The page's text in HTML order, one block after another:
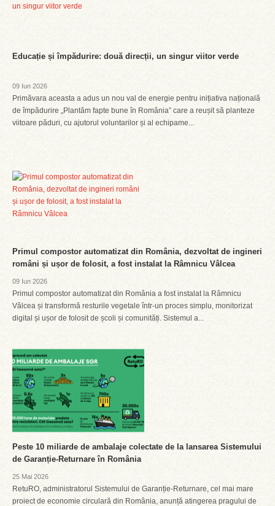
Educație și împădurire: două direcții, un singur viitor verde
09 Iun 2026
Primăvara aceasta a adus un nou val de energie pentru inițiativa națională
de împădurire „Plantăm fapte bune în România” care a reușit să planteze
viitoare păduri, cu ajutorul voluntarilor și al echipame...
Primul compostor automatizat din România, dezvoltat de ingineri
români și ușor de folosit, a fost instalat la Râmnicu Vâlcea
09 Iun 2026
Primul compostor automatizat din România a fost instalat la Râmnicu
Vâlcea și transformă resturile vegetale într-un proces simplu, monitorizat
digital și ușor de folosit de școli și comunități. Sistemul a...
Peste 10 miliarde de ambalaje colectate de la lansarea Sistemului
de Garanție-Returnare în România
25 Mai 2026
RetuRO, administratorul Sistemului de Garanție-Returnare, cel mai mare
proiect de economie circulară din România, anunță atingerea pragului de